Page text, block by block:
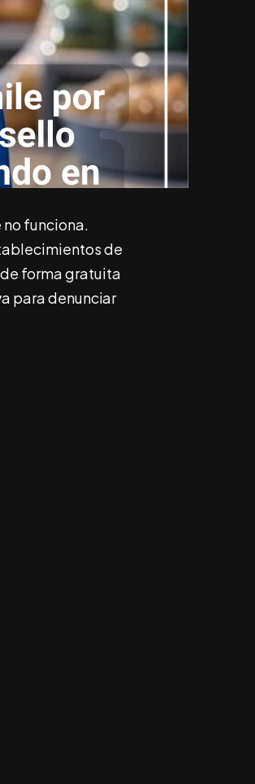
funciona.
de
de forma gratuita
para denunciar